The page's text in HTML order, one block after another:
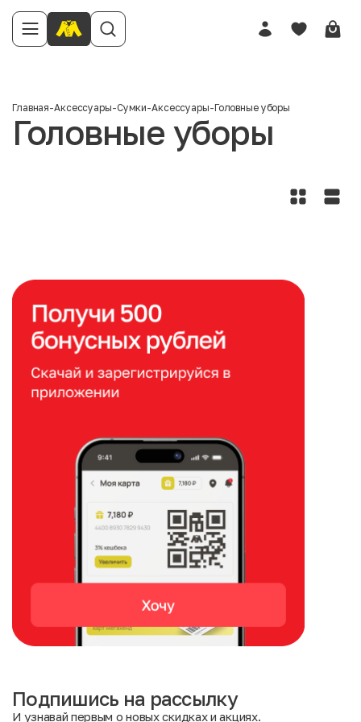
Главная-Аксессуары-Сумки-Аксессуары-Головные уборы
Головные уборы
Подпишись на рассылку
И узнавай первым о новых скидках и акциях.